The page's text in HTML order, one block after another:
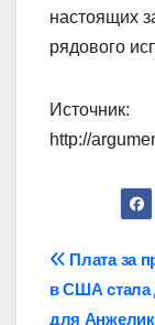
настоящих
рядового
Источник:
http://
по
Плата за
в США стала
для